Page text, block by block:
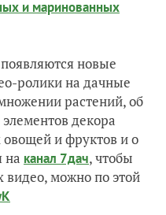
и маринованных
новые
ролики на дачные
растений, об
декора
овощей и фруктов и о
на канал 7дач, чтобы
можно по этой